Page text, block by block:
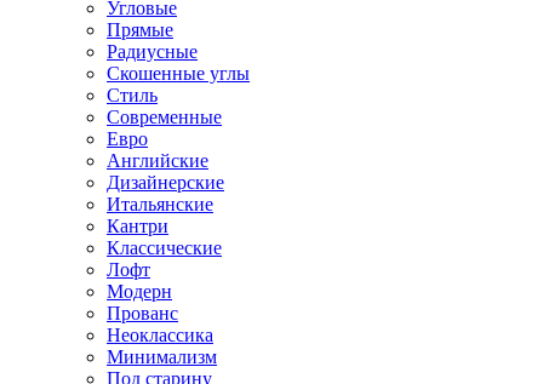
Угловые
Прямые
Радиусные
Скошенные углы
Стиль
Современные
Евро
Английские
Дизайнерские
Итальянские
Кантри
Классические
Лофт
Модерн
Прованс
Неоклассика
Минимализм
Под старину